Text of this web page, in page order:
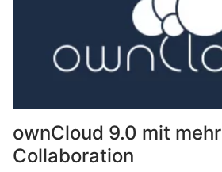
ownCloud 9.0 mit mehr
Collaboration